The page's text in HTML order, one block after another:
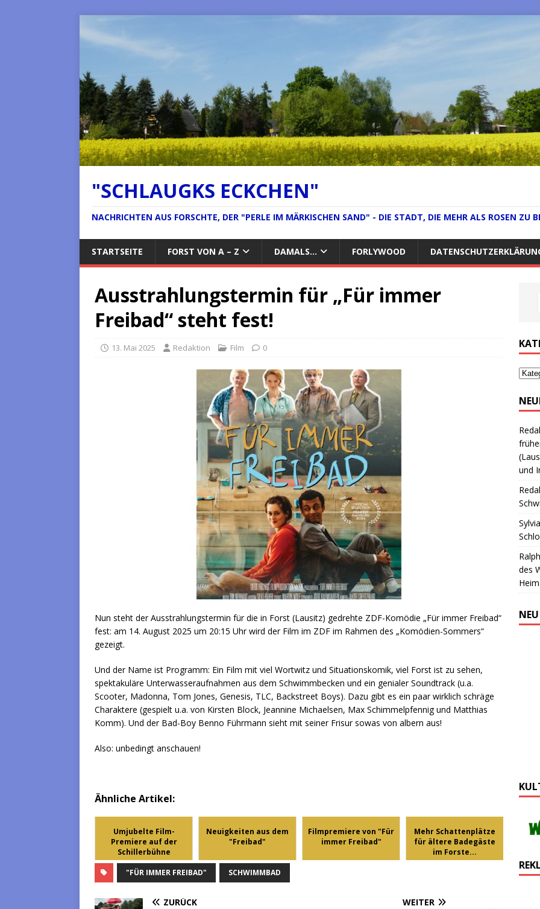
"SCHLAUGKS ECKCHEN"
NACHRICHTEN AUS FORSCHTE, DER "PERLE IM MÄRKISCHEN SAND" - DIE STADT, DIE MEHR ALS ROSEN ZU
STARTSEITE FORST VON A – Z DAMALS… FORLYWOOD
Ausstrahlungstermin für „Für immer
Freibad“ steht fest!
13. Mai 2025 Redaktion Film 0
Nun steht der Ausstrahlungstermin für die in Forst (Lausitz) gedrehte ZDF-Komödie „Für immer Freibad“
fest: am 14. August 2025 um 20:15 Uhr wird der Film im ZDF im Rahmen des „Komödien-Sommers“
gezeigt.
Und der Name ist Programm: Ein Film mit viel Wortwitz und Situationskomik, viel Forst ist zu sehen,
spektakuläre Unterwasseraufnahmen aus dem Schwimmbecken und ein genialer Soundtrack (u.a.
Scooter, Madonna, Tom Jones, Genesis, TLC, Backstreet Boys). Dazu gibt es ein paar wirklich schräge
Charaktere (gespielt u.a. von Kirsten Block, Jeannine Michaelsen, Max Schimmelpfennig und Matthias
Komm). Und der Bad-Boy Benno Führmann sieht mit seiner Frisur sowas von albern aus!
Also: unbedingt anschauen!
Ähnliche Artikel:
Umjubelte Film-
Premiere auf der
Schillerbühne
Neuigkeiten aus dem
"Freibad"
Filmpremiere von "Für
immer Freibad"
Mehr Schattenplätze
für ältere Badegäste
im Forste...
"FÜR IMMER FREIBAD"
SCHWIMMBAD
ZURÜCK WEITER
und
Sylvia
des